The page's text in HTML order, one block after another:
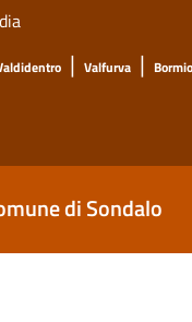
| Valfurva | Bormio
di Sondalo